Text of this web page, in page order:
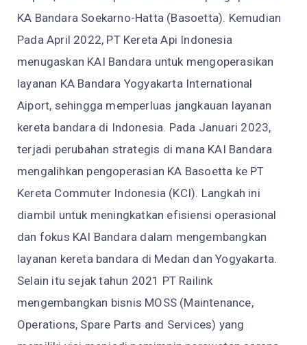
KA Bandara Soekarno-Hatta (Basoetta). Kemudian
Pada April 2022, PT Kereta Api Indonesia
menugaskan KAI Bandara untuk mengoperasikan
layanan KA Bandara Yogyakarta International
Aiport, sehingga memperluas jangkauan layanan
kereta bandara di Indonesia. Pada Januari 2023,
terjadi perubahan strategis di mana KAI Bandara
mengalihkan pengoperasian KA Basoetta ke PT
Kereta Commuter Indonesia (KCI). Langkah ini
diambil untuk meningkatkan efisiensi operasional
dan fokus KAI Bandara dalam mengembangkan
layanan kereta bandara di Medan dan Yogyakarta.
Selain itu sejak tahun 2021 PT Railink
mengembangkan bisnis MOSS (Maintenance,
Operations, Spare Parts and Services) yang